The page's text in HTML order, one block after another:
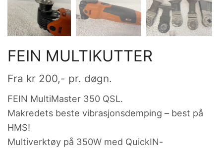
FEIN MULTIKUTTER
Fra kr 200,- pr. døgn.
FEIN MultiMaster 350 QSL.
Makredets beste vibrasjonsdemping – best på
HMS!
Multiverktøy på 350W med QuickIN-